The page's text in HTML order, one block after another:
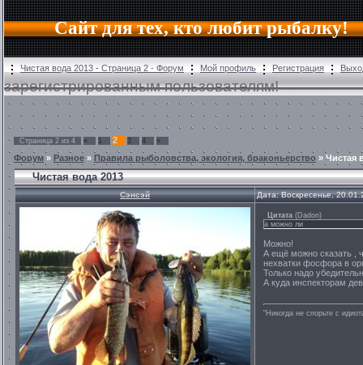
Сайт для тех, кто любит рыбалку!
Чистая вода 2013 - Страница 2 - Форум Мой профиль Регистрация
зарегистрированным пользователям!
Страница 2 из 4 « 1 2 3 4 »
Форум » Разное » Правила рыболовства, экология, браконьерство » Чистая
Чистая вода 2013
Сэнсэй Дата: Воскресенье,
Цитата (Dadon)
а можно ли
Можно!
А ещё можно сказать ,
нехватки фосфора в
Только надо
А куда инспекторам
"Никогда не спорьте с